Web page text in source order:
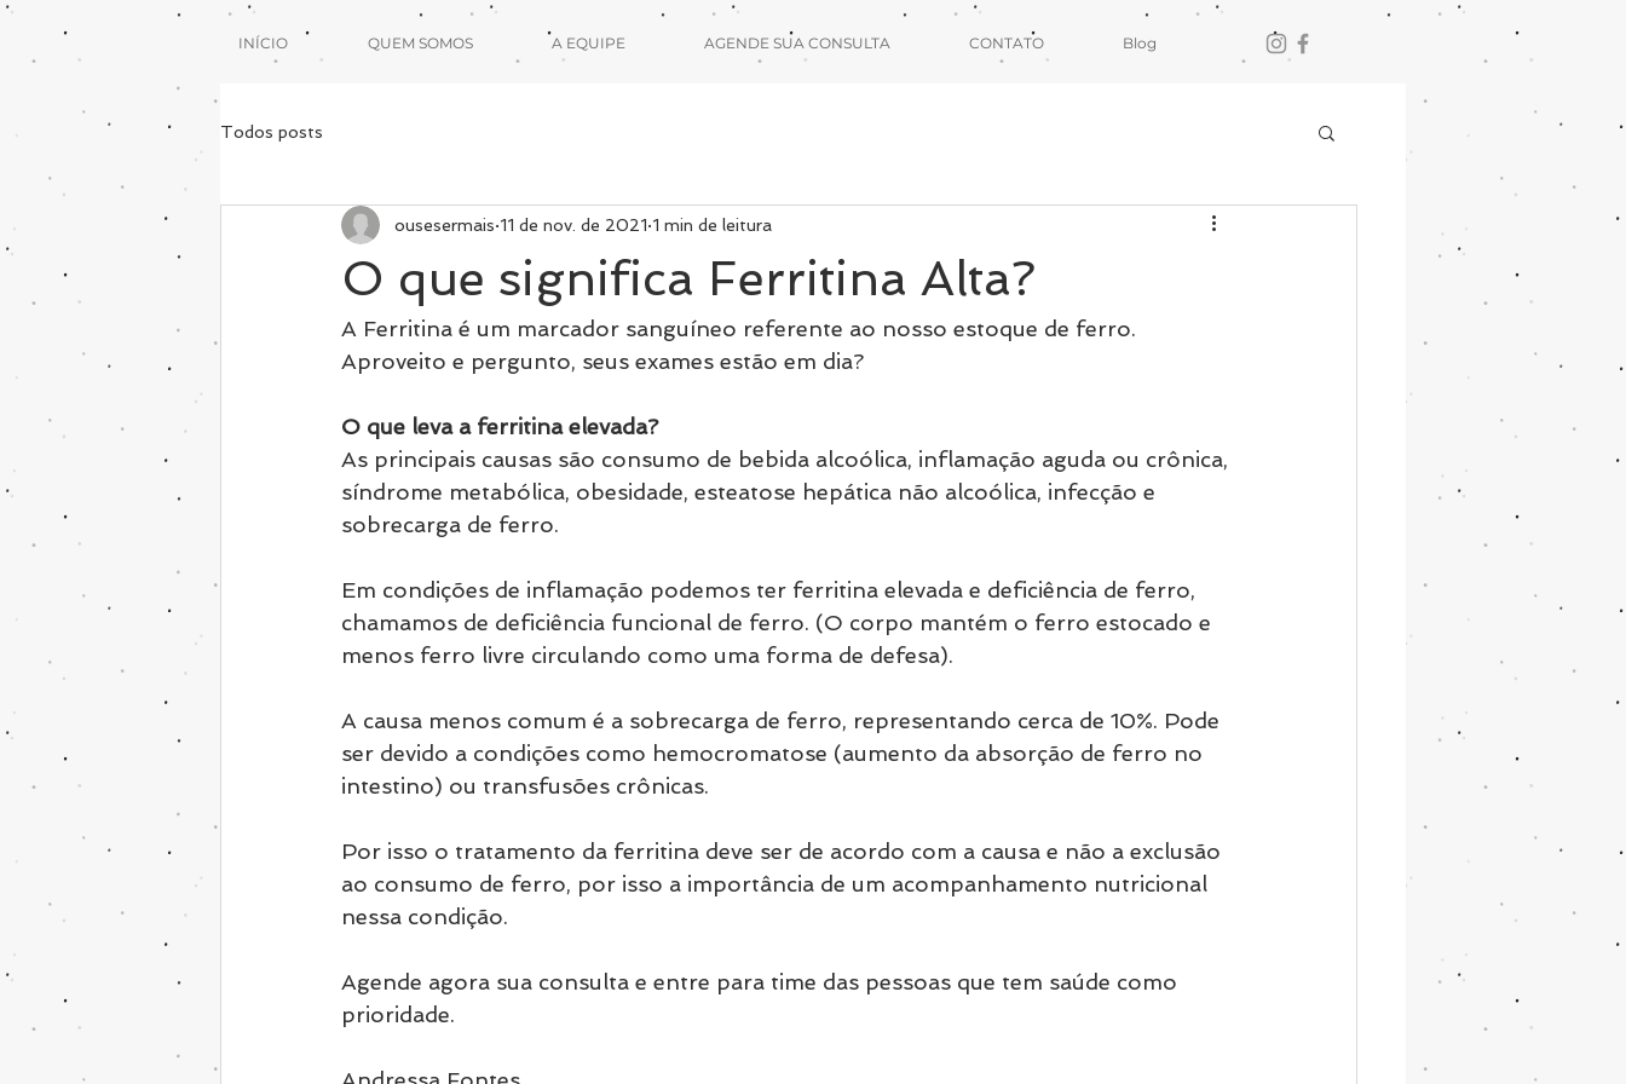
INÍCIO QUEM SOMOS A EQUIPE AGENDE SUA CONSULTA CONTATO Blog
Todos posts
O que significa Ferritina Alta?
ousesermais 11 de nov. de 2021 1 min de leitura
A Ferritina é um marcador sanguíneo referente ao nosso estoque de ferro.
Aproveito e pergunto, seus exames estão em dia?
O que leva a ferritina elevada?
As principais causas são consumo de bebida alcoólica, inflamação aguda ou crônica,
síndrome metabólica, obesidade, esteatose hepática não alcoólica, infecção e
sobrecarga de ferro.
Em condições de inflamação podemos ter ferritina elevada e deficiência de ferro,
chamamos de deficiência funcional de ferro. (O corpo mantém o ferro estocado e
menos ferro livre circulando como uma forma de defesa).
A causa menos comum é a sobrecarga de ferro, representando cerca de 10%. Pode
ser devido a condições como hemocromatose (aumento da absorção de ferro no
intestino) ou transfusões crônicas.
Por isso o tratamento da ferritina deve ser de acordo com a causa e não a exclusão
ao consumo de ferro, por isso a importância de um acompanhamento nutricional
nessa condição.
Agende agora sua consulta e entre para time das pessoas que tem saúde como
prioridade.